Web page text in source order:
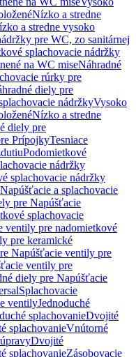
Nízko a stredne
a stredne vysoko
pre WC, zo sanitárnej
splachovacie nádržky
na WC miseNáhradné
rúrky pre
diely pre
nádržkyVysoko
Nízko a stredne
diely pre
PrípojkyTesniace
Podomietkové
nádržky
splachovacie nádržky
Napúšťacie a splachovacie
pre Napúšťacie
splachovacie
ventily pre nadomietkové
pre keramické
Napúšťacie ventily pre
ventily pre
diely pre Napúšťacie
Splachovacie
ventilyJednoduché
splachovanieDvojité
splachovanieVnútorné
Dvojité
splachovanieZásobovacie